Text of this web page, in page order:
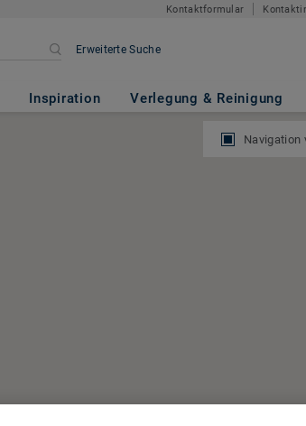
Kontaktformular
Erweiterte Suche
Inspiration Verlegung & Reinigung
Navigation